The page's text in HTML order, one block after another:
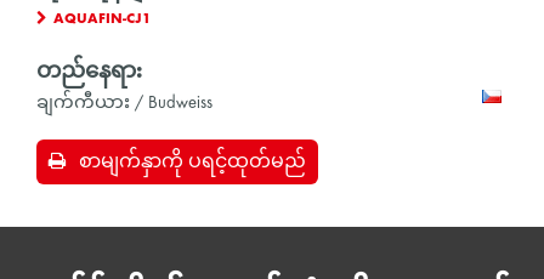
AQUAFIN-CJ1
တည်နေရာ:
ချက်ကီယား / Budweiss
စာမျက်နှာကို ပရင့်ထုတ်မည်